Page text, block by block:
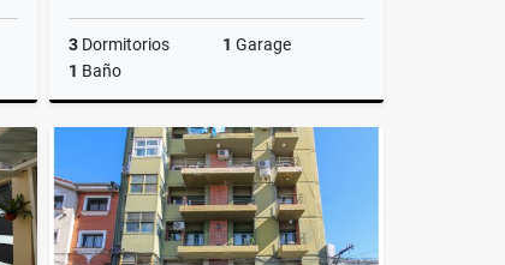
3 Dormitorios 1 Garage
1 Baño
US$75,000